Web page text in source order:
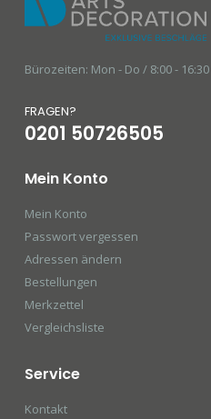
Bürozeiten: Mon - Do / 8:00 - 16:30
FRAGEN?
0201 50726505
Mein Konto
Mein Konto
Passwort vergessen
Adressen ändern
Bestellungen
Merkzettel
Vergleichsliste
Service
Kontakt